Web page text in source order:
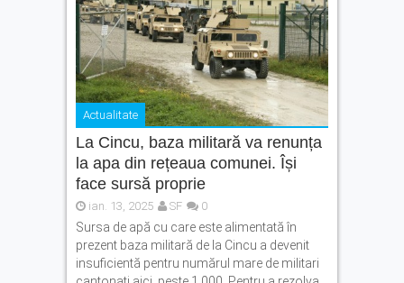
Actualitate
La Cincu, baza militară va renunța
la apa din rețeaua comunei. Își
face sursă proprie
ian. 13, 2025 SF 0
Sursa de apă cu care este alimentată în
prezent baza militară de la Cincu a devenit
insuficientă pentru numărul mare de militari